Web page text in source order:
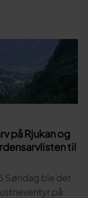
på Rjukan og
til
Søndag ble det
på